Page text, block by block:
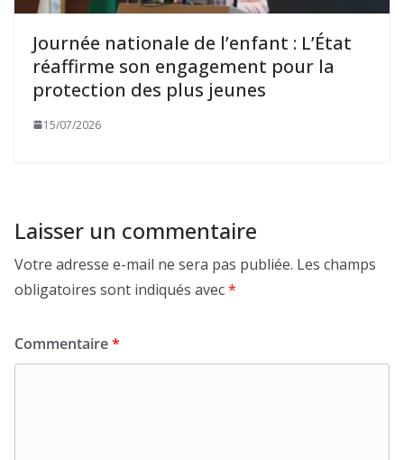
Journée nationale de l’enfant : L’État
réaffirme son engagement pour la
protection des plus jeunes
15/07/2026
Laisser un commentaire
Votre adresse e-mail ne sera pas publiée. Les champs
obligatoires sont indiqués avec*
Commentaire*